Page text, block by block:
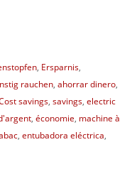
, Ersparnis,
rauchen, ahorrar dinero,
savings, savings, electric
, économie, machine à
, entubadora eléctrica,